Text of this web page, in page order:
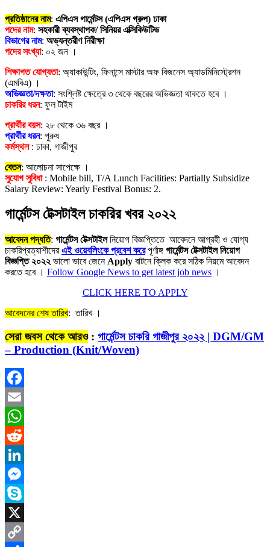
প্রতিষ্ঠানের নাম: এপিএস গার্মেন্টস (এপিএস গ্রুপ) ঢাকা
পদের নাম: সহকারী ব্যবস্থাপক/ সিনিয়র এক্সিকিউটিভ
বিভাগের নাম: অভ্যন্তরীণ নিরীক্ষা
পদের সংখ্যা: ০২ জন ।
শিক্ষাগত যোগ্যতা: অ্যাকাউন্টিং, ফিনান্সে মাস্টার অফ বিজনেস অ্যাডমিনিস্ট্রেশন
(এমবিএ) ।
অভিজ্ঞতা/দক্ষতা: সংশ্লিষ্ট ক্ষেত্রে ৩ থেকে বছরের অভিজ্ঞতা থাকতে হবে ।
চাকরির ধরন: ফুল টাইম
প্রার্থীর বয়স: ২৮ থেকে ৩৬ বছর ।
প্রার্থীর ধরন: পুরুষ
কর্মস্থল : ঢাকা, গাজীপুর
বেতন: আলোচনা সাপেক্ষে ।
সুযোগ সুবিধা: Mobile bill, T/A Lunch Facilities: Partially Subsidize
Salary Review: Yearly Festival Bonus: 2.
গার্মেন্টস টেক্সটাইল চাকরির খবর ২০২২
আবেদন পদ্ধতি: গার্মেন্টস টেক্সটাইলনিয়োগ বিজ্ঞপ্তিতে আবেদনে আগ্রহী ও যোগ্য
চাকরিপ্রত্যাশীদেরএই ওয়েবলিংকে প্রবেশ করেপূর্ণাঙ্গ গার্মেন্টস টেক্সটাইলনিয়োগ
বিজ্ঞপ্তি ২০২২ ভালো ভাবে জেনে Apply বাটনে ক্লিক করে সঠিক নিয়মে আবেদন
করতে হবে । Follow Google News to get latest job news ।
CLICK HERE TO APPLY
আবেদনের শেষ তারিখ: তারিখ ।
সেরা জবস থেকে আরও: গার্মেন্টস চাকরি গাজীপুর ২০২২ | DGM/GM
– Production (Knit/Woven)
Facebook
Email
WhatsApp
Reddit
LinkedIn
Messenger
Skype
X